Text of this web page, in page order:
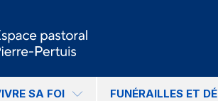
SA FOI FUNÉRAILLES ET